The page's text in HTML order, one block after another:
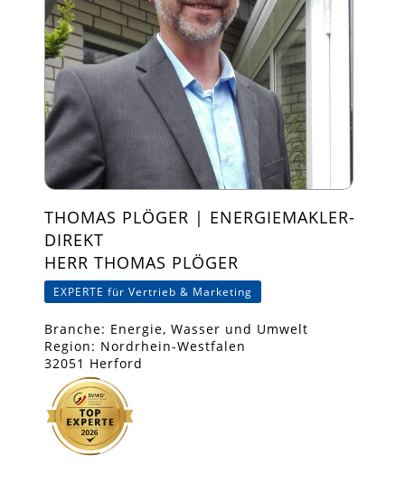
THOMAS PLÖGER | ENERGIEMAKLER-
DIREKT
HERR THOMAS PLÖGER
EXPERTE für Vertrieb & Marketing
Branche: Energie, Wasser und Umwelt
Region: Nordrhein-Westfalen
32051 Herford